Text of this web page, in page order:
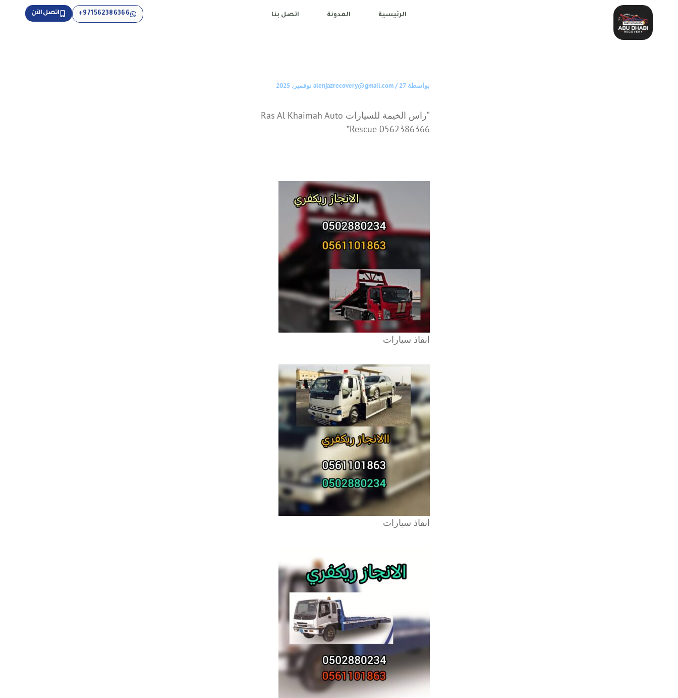
المحتوى
الرئيسية المدونة اتصل بنا اتصل الآن 971562386366+
بواسطة alenjazrecovery@gmail.com/27 نوفمبر، 2025
“راس الخيمة للسيارات Ras Al Khaimah Auto
Rescue 0562386366”
انقاذ سيارات
انقاذ سيارات